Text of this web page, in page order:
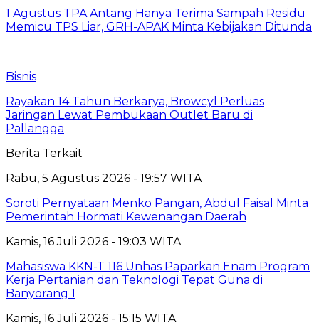
1 Agustus TPA Antang Hanya Terima Sampah Residu
Memicu TPS Liar, GRH-APAK Minta Kebijakan Ditunda
Bisnis
Rayakan 14 Tahun Berkarya, Browcyl Perluas
Jaringan Lewat Pembukaan Outlet Baru di
Pallangga
Berita Terkait
Rabu, 5 Agustus 2026 - 19:57 WITA
Soroti Pernyataan Menko Pangan, Abdul Faisal Minta
Pemerintah Hormati Kewenangan Daerah
Kamis, 16 Juli 2026 - 19:03 WITA
Mahasiswa KKN-T 116 Unhas Paparkan Enam Program
Kerja Pertanian dan Teknologi Tepat Guna di
Banyorang 1
Kamis, 16 Juli 2026 - 15:15 WITA